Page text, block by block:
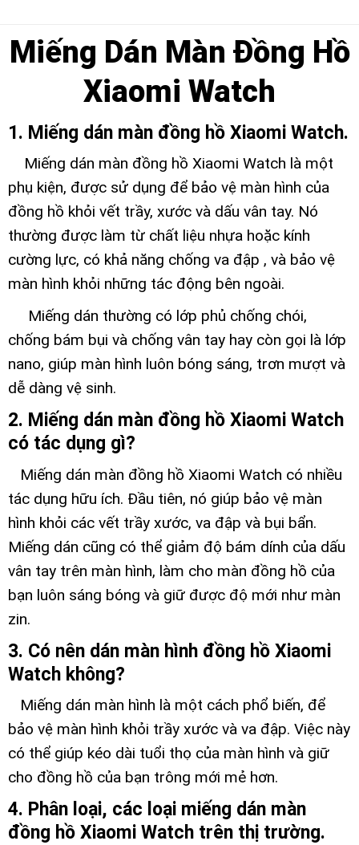
Miếng Dán Màn Đồng Hồ
Xiaomi Watch
1. Miếng dán màn đồng hồ Xiaomi Watch.
Miếng dán màn đồng hồ Xiaomi Watch là một
phụ kiện, được sử dụng để bảo vệ màn hình của
đồng hồ khỏi vết trầy, xước và dấu vân tay. Nó
thường được làm từ chất liệu nhựa hoặc kính
cường lực, có khả năng chống va đập , và bảo vệ
màn hình khỏi những tác động bên ngoài.
Miếng dán thường có lớp phủ chống chói,
chống bám bụi và chống vân tay hay còn gọi là lớp
nano, giúp màn hình luôn bóng sáng, trơn mượt và
dễ dàng vệ sinh.
2. Miếng dán màn đồng hồ Xiaomi Watch
có tác dụng gì?
Miếng dán màn đồng hồ Xiaomi Watch có nhiều
tác dụng hữu ích. Đầu tiên, nó giúp bảo vệ màn
hình khỏi các vết trầy xước, va đập và bụi bẩn.
Miếng dán cũng có thể giảm độ bám dính của dấu
vân tay trên màn hình, làm cho màn đồng hồ của
bạn luôn sáng bóng và giữ được độ mới như màn
zin.
3. Có nên dán màn hình đồng hồ Xiaomi
Watch không?
Miếng dán màn hình là một cách phổ biến, để
bảo vệ màn hình khỏi trầy xước và va đập. Việc này
có thể giúp kéo dài tuổi thọ của màn hình và giữ
cho đồng hồ của bạn trông mới mẻ hơn.
4. Phân loại, các loại miếng dán màn
đồng hồ Xiaomi Watch trên thị trường.